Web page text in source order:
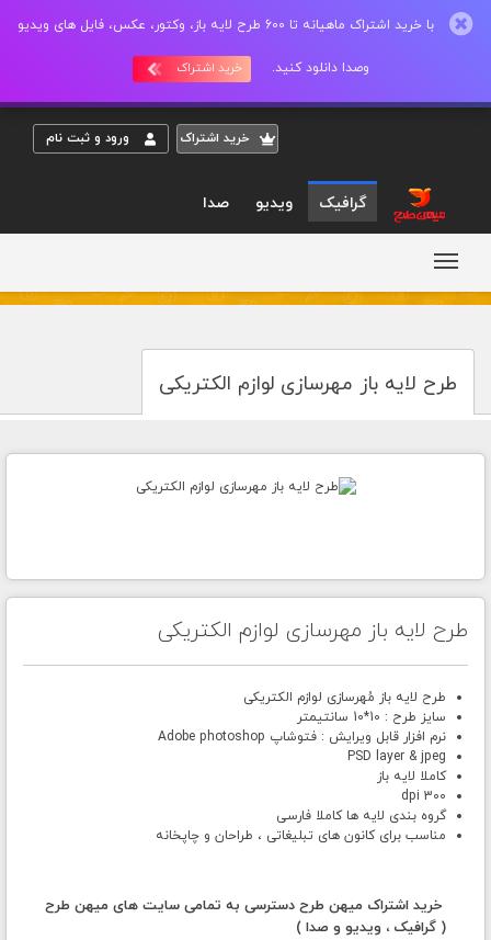
با خرید اشتراک ماهیانه تا 600 طرح لایه باز، وکتور، عکس، فایل های ویدیو
وصدا دانلود کنید. خرید اشتراک
خريد اشتراک ورود و ثبت نام
گرافیک ویدیو صدا
طرح لایه باز مهرسازی لوازم الکتریکی
طرح لایه باز مهرسازی لوازم الکتریکی
طرح لایه باز مُهرسازی لوازم الکتریکی
سایز طرح : 10*10 سانتیمتر
نرم افزار قابل ویرایش : فتوشاپ Adobe photoshop
PSD layer & jpeg
کاملا لایه باز
300 dpi
گروه بندی لایه ها کاملا فارسی
مناسب برای کانون های تبلیغاتی ، طراحان و چاپخانه
خرید اشتراک میهن طرح دسترسی به تمامی سایت های میهن طرح
( گرافیک ، ویدیو و صدا )